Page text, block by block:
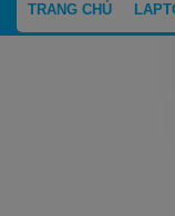
TRANG CHỦ